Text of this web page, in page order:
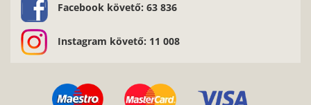
Facebook követő: 63 836
Instagram követő: 11 008